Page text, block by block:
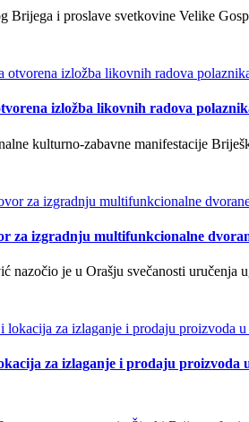
Brijega i proslave svetkovine Velike
izložba likovnih radova
kulturno-zabavne manifestacije
za izgradnju multifunkcionalne
nazočio je u Orašju svečanosti uručenja
za izlaganje i prodaju proizvoda